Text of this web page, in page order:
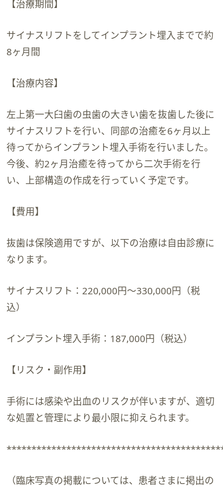
【治療期間】
サイナスリフトをしてインプラント埋入までで約
8ヶ月間
【治療内容】
左上第一大臼歯の虫歯の大きい歯を抜歯した後に
サイナスリフトを行い、同部の治癒を6ヶ月以上
待ってからインプラント埋入手術を行いました。
今後、約2ヶ月治癒を待ってから二次手術を行
い、上部構造の作成を行っていく予定です。
【費用】
抜歯は保険適用ですが、以下の治療は自由診療に
なります。
サイナスリフト：220,000円〜330,000円（税
込）
インプラント埋入手術：187,000円（税込）
【リスク・副作用】
手術には感染や出血のリスクが伴いますが、適切
な処置と管理により最小限に抑えられます。
（臨床写真の掲載については、患者さまに掲出の